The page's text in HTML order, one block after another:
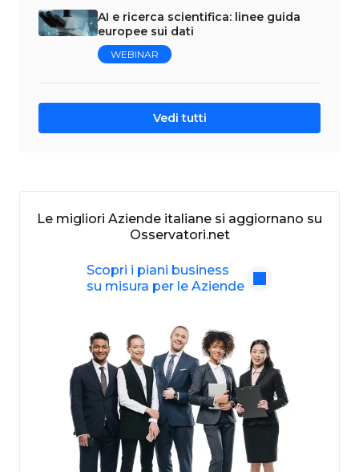
AI e ricerca scientifica: linee guida
europee sui dati
WEBINAR
Vedi tutti
Le migliori Aziende italiane si aggiornano su
Osservatori.net
Scopri i piani business
su misura per le Aziende